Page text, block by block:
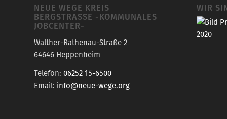
NEUE WEGE KREIS
BERGSTRASSE -KOMMUNALES J
OBCENTER-
Walther-Rathenau-Straße 2
64646 Heppenheim
Telefon: 06252 15-6500
Email: info@neue-wege.org
WIR